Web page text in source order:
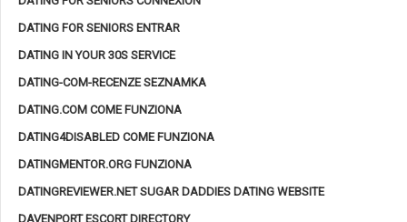
DATING FOR SENIORS ENTRAR
DATING IN YOUR 30S SERVICE
DATING-COM-RECENZE SEZNAMKA
DATING.COM COME FUNZIONA
DATING4DISABLED COME FUNZIONA
DATINGMENTOR.ORG FUNZIONA
DATINGREVIEWER.NET SUGAR DADDIES DATING WEBSITE
DAVENPORT ESCORT DIRECTORY